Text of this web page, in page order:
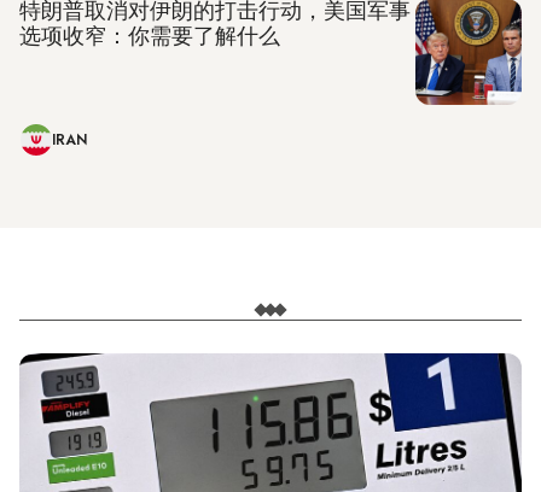
特朗普取消对伊朗的打击行动，美国军事
选项收窄：你需要了解什么
IRAN